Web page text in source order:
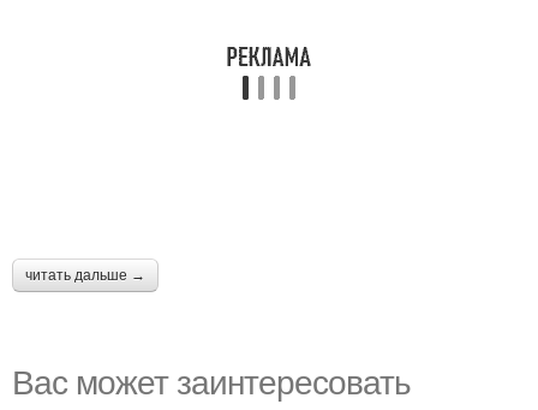
читать дальше →
Вас может заинтересовать